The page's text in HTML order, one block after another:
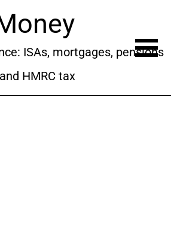
ISAs, mortgages, pensions
and HMRC tax